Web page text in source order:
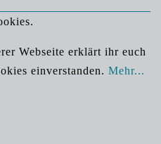
Webseite erklärt ihr euch
einverstanden. Mehr...